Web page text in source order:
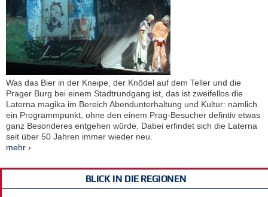
Was das Bier in der Kneipe, der Knödel auf dem Teller und die
Prager Burg bei einem Stadtrundgang ist, das ist zweifellos die
Laterna magika im Bereich Abendunterhaltung und Kultur: nämlich
ein Programmpunkt, ohne den einem Prag-Besucher defintiv etwas
ganz Besonderes entgehen würde. Dabei erfindet sich die Laterna
seit über 50 Jahren immer wieder neu.
mehr ›
BLICK IN DIE REGIONEN